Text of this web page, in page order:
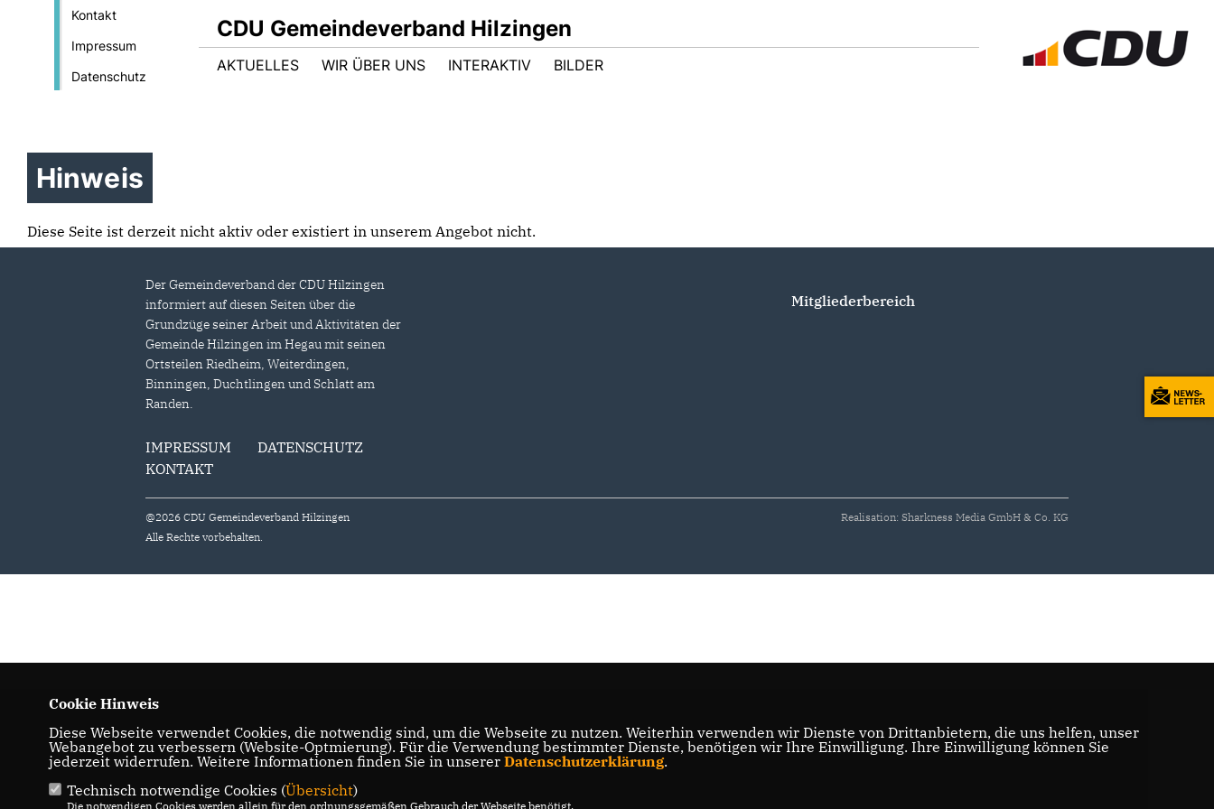
Kontakt
Impressum
Datenschutz
CDU Gemeindeverband Hilzingen
AKTUELLES WIR ÜBER UNS INTERAKTIV BILDER
Hinweis
Diese Seite ist derzeit nicht aktiv oder existiert in unserem Angebot nicht.
Der Gemeindeverband der CDU Hilzingen
informiert auf diesen Seiten über die
Grundzüge seiner Arbeit und Aktivitäten der
Gemeinde Hilzingen im Hegau mit seinen
Ortsteilen Riedheim, Weiterdingen,
Binningen, Duchtlingen und Schlatt am
Randen.
IMPRESSUM
DATENSCHUTZ
KONTAKT
Mitgliederbereich
@2026 CDU Gemeindeverband Hilzingen
Alle Rechte vorbehalten.
Realisation: Sharkness Media GmbH & Co. KG
Cookie Hinweis
Diese Webseite verwendet Cookies, die notwendig sind, um die Webseite zu nutzen. Weiterhin verwenden wir Dienste von Drittanbietern, die uns helfen, unser
Webangebot zu verbessern (Website-Optmierung). Für die Verwendung bestimmter Dienste, benötigen wir Ihre Einwilligung. Ihre Einwilligung können Sie
jederzeit widerrufen. Weitere Informationen finden Sie in unserer Datenschutzerklärung.
Technisch notwendige Cookies (Übersicht)
Die notwendigen Cookies werden allein für den ordnungsgemäßen Gebrauch der Webseite benötigt.